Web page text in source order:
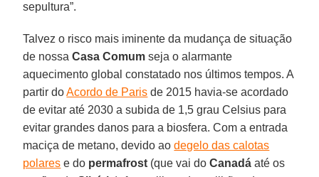
sepultura”.
Talvez o risco mais iminente da mudança de situação
de nossaCasa Comum seja o alarmante
aquecimento global constatado nos últimos tempos. A
partir doAcordo de Paris de 2015 havia-se acordado
de evitar até 2030 a subida de 1,5 grau Celsius para
evitar grandes danos para a biosfera. Com a entrada
maciça de metano, devido aodegelo das calotas
polares e do permafrost (que vai doCanadá até os